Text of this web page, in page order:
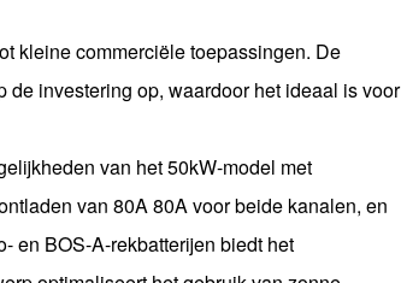
kleine commerciële toepassingen. De
investering op, waardoor het ideaal is voor
van het 50kW-model met
van 80A 80A voor beide kanalen, en
en BOS-A-rekbatterijen biedt het